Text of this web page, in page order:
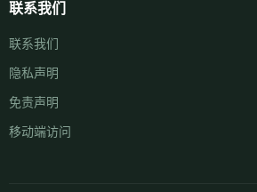
联系我们
联系我们
隐私声明
免责声明
移动端访问